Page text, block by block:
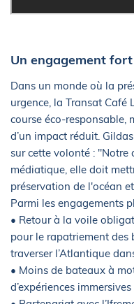
Un engagement
Dans un monde où la
urgence, la Transat Café
course éco-
d’un impact réduit.
sur cette volonté : "Notre
médiatique, elle doit
préservation de l'océan
Parmi les engagements
• Retour à la voile
pour le rapatriement des
traverser l’Atlantique
• Moins de bateaux à
d’expériences immersives